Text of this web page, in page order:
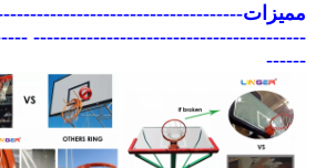
--------------------------
------